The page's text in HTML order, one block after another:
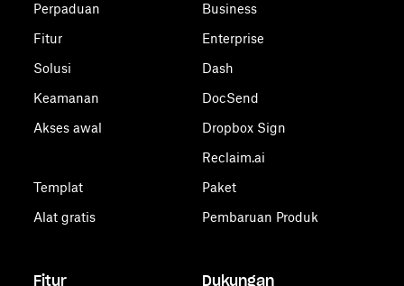
Perpaduan
Fitur
Solusi
Keamanan
Akses awal
Templat
Alat gratis
Business
Enterprise
Dash
DocSend
Dropbox Sign
Reclaim.ai
Paket
Pembaruan Produk
Fitur Dukungan